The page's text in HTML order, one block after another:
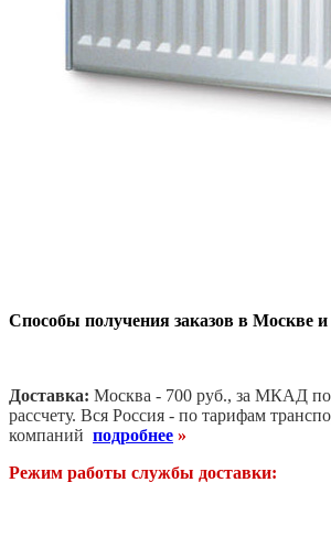
Сертификат соответствия
Экспертное заключение на
Способы получения заказов в Москве
Доставка: Москва - 700 руб., за МКАД
рассчету. Вся Россия - по тарифам
компаний подробнее »
Режим работы службы доставки: